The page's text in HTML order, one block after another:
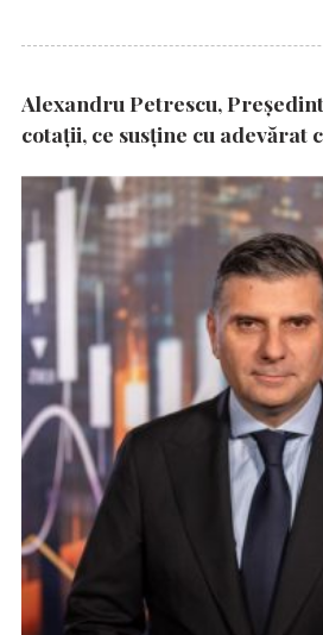
Alexandru Petrescu,
cotații, ce susține cu adevărat